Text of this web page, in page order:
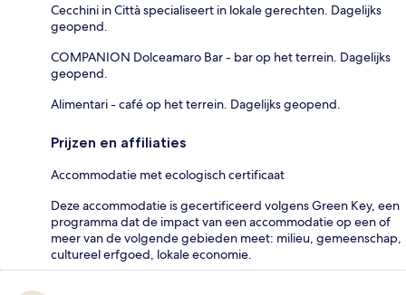
Cecchini in Città specialiseert in lokale gerechten. Dagelijks
geopend.
COMPANION Dolceamaro Bar - bar op het terrein. Dagelijks
geopend.
Alimentari - café op het terrein. Dagelijks geopend.
Prijzen en affiliaties
Accommodatie met ecologisch certificaat
Deze accommodatie is gecertificeerd volgens Green Key, een
programma dat de impact van een accommodatie op een of
meer van de volgende gebieden meet: milieu, gemeenschap,
cultureel erfgoed, lokale economie.